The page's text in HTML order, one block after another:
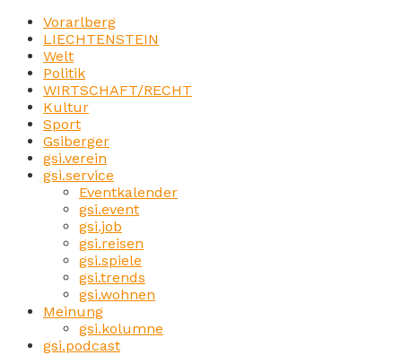
Vorarlberg
LIECHTENSTEIN
Welt
Politik
WIRTSCHAFT/RECHT
Kultur
Sport
Gsiberger
gsi.verein
gsi.service
Eventkalender
gsi.event
gsi.job
gsi.reisen
gsi.spiele
gsi.trends
gsi.wohnen
Meinung
gsi.kolumne
gsi.podcast